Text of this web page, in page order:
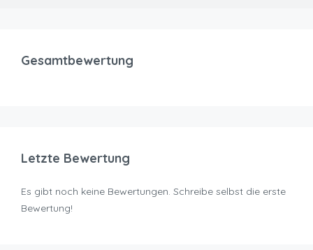
Gesamtbewertung
Letzte Bewertung
Es gibt noch keine Bewertungen. Schreibe selbst die erste
Bewertung!